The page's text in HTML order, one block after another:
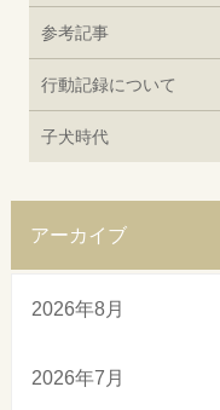
参考記事
行動記録について
子犬時代
アーカイブ
2026年8月
2026年7月